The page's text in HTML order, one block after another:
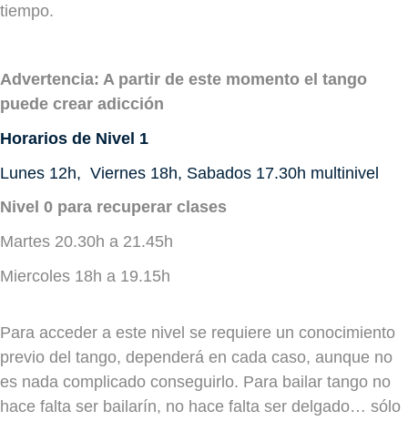
tiempo.
Advertencia: A partir de este momento el tango
puede crear adicción
Horarios de Nivel 1
Lunes 12h, Viernes 18h, Sabados 17.30h multinivel
Nivel 0 para recuperar clases
Martes 20.30h a 21.45h
Miercoles 18h a 19.15h
Para acceder a este nivel se requiere un conocimiento
previo del tango, dependerá en cada caso, aunque no
es nada complicado conseguirlo. Para bailar tango no
hace falta ser bailarín, no hace falta ser delgado… sólo